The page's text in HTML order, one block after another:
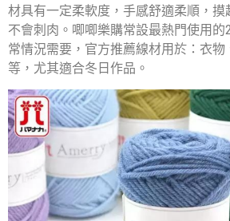
材具有一定柔軟度，手感舒適柔順，摸
不會刺肉。唧唧樂購常設最熱門使用的
常情況需要，官方推薦線材用於：衣
等，尤其適合冬日作品。